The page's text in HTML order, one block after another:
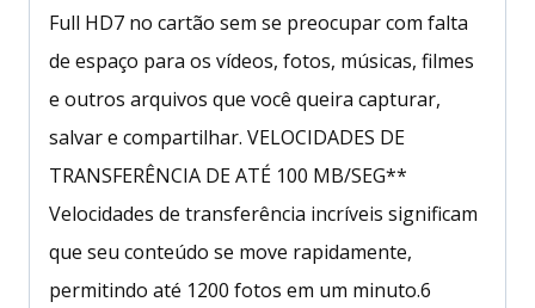
Full HD7 no cartão sem se preocupar com falta
de espaço para os vídeos, fotos, músicas, filmes
e outros arquivos que você queira capturar,
salvar e compartilhar. VELOCIDADES DE
TRANSFERÊNCIA DE ATÉ 100 MB/SEG**
Velocidades de transferência incríveis significam
que seu conteúdo se move rapidamente,
permitindo até 1200 fotos em um minuto.6